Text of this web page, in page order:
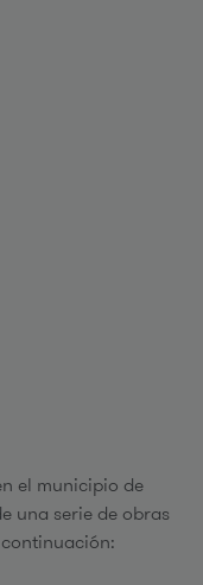
el municipio de
una serie de obras